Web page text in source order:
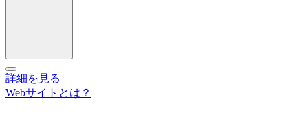
詳細を見る
Webサイトとは？